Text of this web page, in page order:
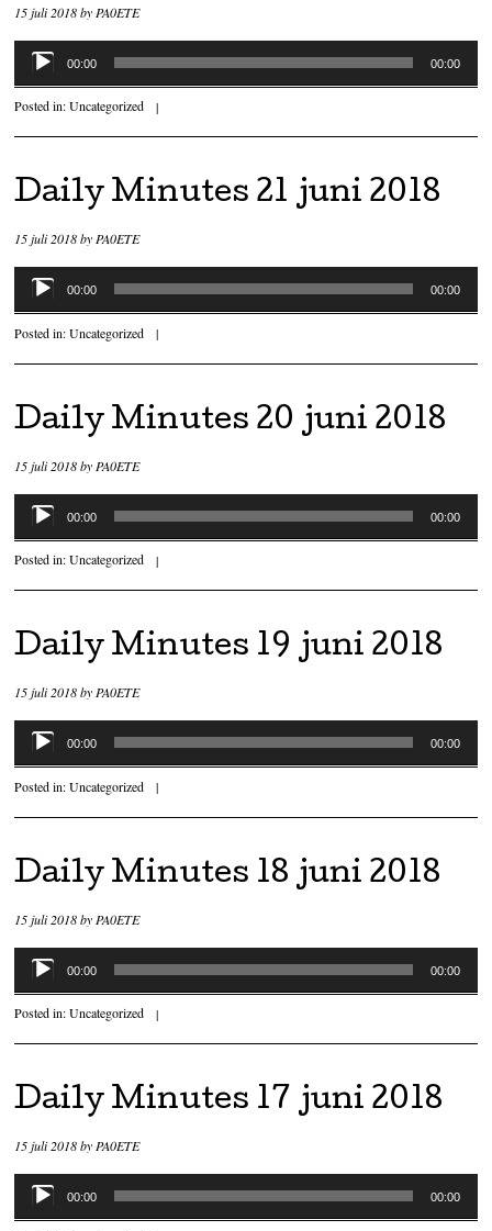
15 juli 2018by PA0ETE
Audiospeler
00:00 00:00
Posted in:Uncategorized |
Daily Minutes 21 juni 2018
15 juli 2018byPA0ETE
Audiospeler
00:00 00:00
Posted in:Uncategorized |
Daily Minutes 20 juni 2018
15 juli 2018by PA0ETE
Audiospeler
00:00 00:00
Posted in:Uncategorized |
Daily Minutes 19 juni 2018
15 juli 2018byPA0ETE
Audiospeler
00:00 00:00
Posted in:Uncategorized |
Daily Minutes 18 juni 2018
15 juli 2018by PA0ETE
Audiospeler
00:00 00:00
Posted in:Uncategorized |
Daily Minutes 17 juni 2018
15 juli 2018byPA0ETE
Audiospeler
00:00 00:00